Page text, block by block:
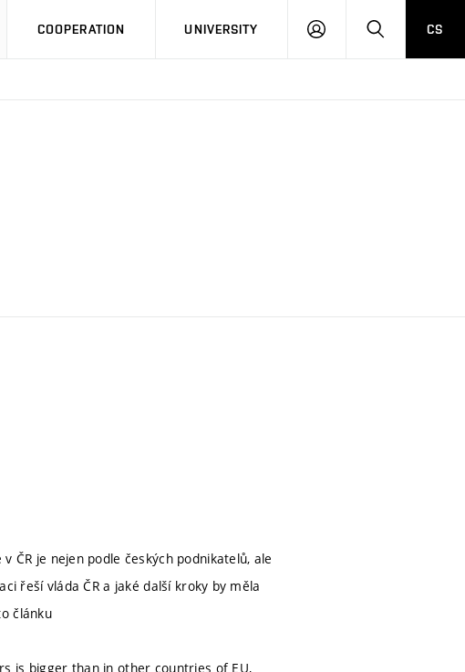
COOPERATION UNIVERSITY
LOG
SEARCHCS
ČR je nejen podle českých podnikatelů, ale
řeší vláda ČR a jaké další kroky by měla
článku
is bigger than in other countries of EU,